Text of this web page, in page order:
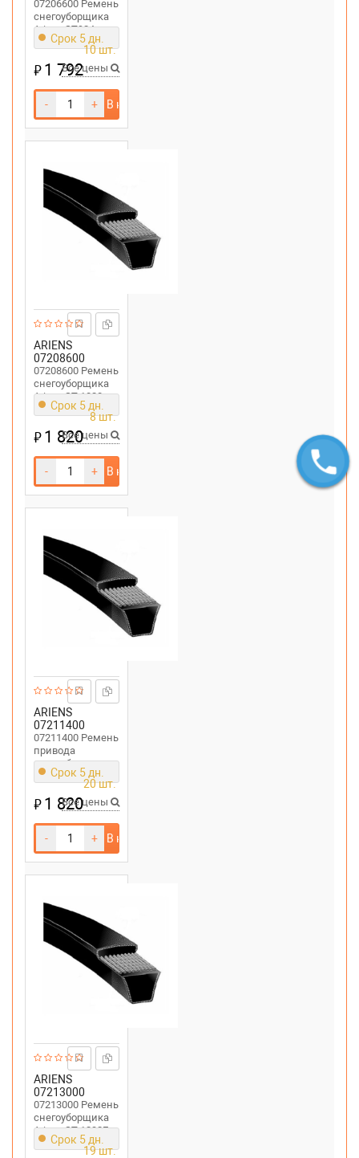
07206600 Ремень
снегоуборщика
Ariens ST924
Срок 5 дн.
10 шт.
₽1 792
Все цены
- + В корзину
ARIENS
07208600
07208600 Ремень
снегоуборщика
Ariens ST 1028
DLEСрок 5 дн.
8 шт.
₽1 820
Все цены
- + В корзину
ARIENS
07211400
07211400 Ремень
привода
снегоуборщика
Ariens ST270,
ST350, ST504
Срок 5 дн.
20 шт.
₽1 820
Все цены
- + В корзину
ARIENS
07213000
07213000 Ремень
снегоуборщика
Ariens ST 1232E
1236 1336LE
Срок 5 дн.
19 шт.